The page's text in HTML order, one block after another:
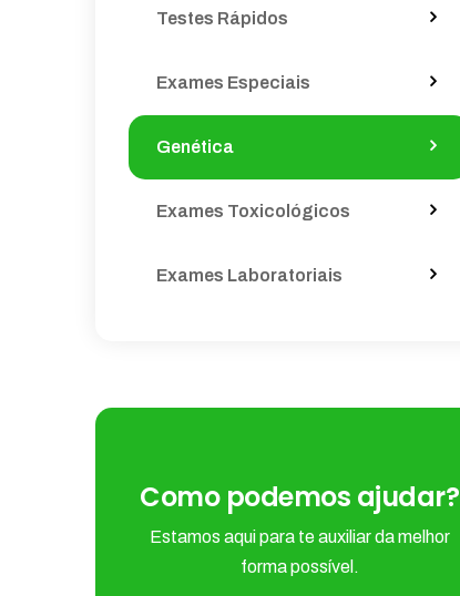
Testes Rápidos
Exames Especiais
Genética
Exames Toxicológicos
Exames Laboratoriais
Como podemos ajudar?
Estamos aqui para te auxiliar da melhor
forma possível.